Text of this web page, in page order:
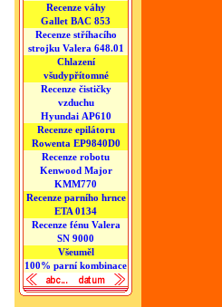
Recenze váhy
Gallet BAC 853
Recenze stříhacího
strojku Valera 648.01
Chlazení
všudypřítomné
Recenze čističky
vzduchu
Hyundai AP610
Recenze epilátoru
Rowenta EP9840D0
Recenze robotu
Kenwood Major
KMM770
Recenze parního hrnce
ETA 0134
Recenze fénu Valera
SN 9000
Všeuměl
100% parní kombinace